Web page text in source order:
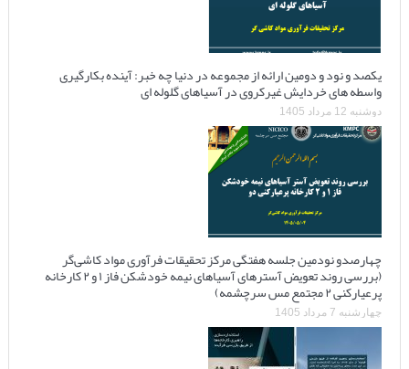
یکصد و نود و دومین ارائه از مجموعه در دنیا چه خبر: آینده بکارگیری
واسطه های خردایش غیرکروی در آسیاهای گلوله ای
دوشنبه 12 مرداد 1405
چهارصدو نودمین جلسه هفتگی مرکز تحقیقات فرآوری مواد کاشی‌گر
(بررسی روند تعویض آسترهای آسیاهای نیمه خودشکن فاز ۱ و ۲ کارخانه
پرعیارکنی ۲ مجتمع مس سرچشمه)
چهارشنبه 7 مرداد 1405